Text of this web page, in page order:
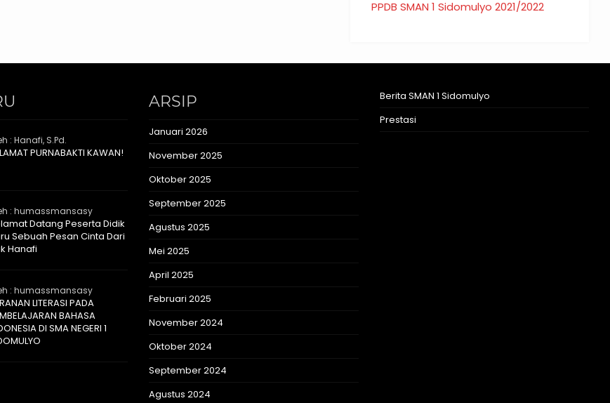
PPDB SMAN 1 Sidomulyo 2021/2022
: Hanafi, S.Pd.
PURNABAKTI KAWAN!
: humassmansasy
Datang Peserta Didik
Sebuah Pesan Cinta Dari
Hanafi
: humassmansasy
LITERASI PADA
BAHASA
DI SMA NEGERI 1
ARSIP
Januari 2026
November 2025
Oktober 2025
September 2025
Agustus 2025
Mei 2025
April 2025
Februari 2025
November 2024
Oktober 2024
September 2024
Agustus 2024
Berita SMAN 1 Sidomulyo
Prestasi